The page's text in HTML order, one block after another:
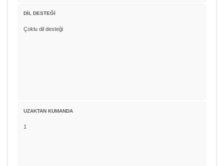
DİL DESTEĞİ
Çoklu dil desteği
UZAKTAN KUMANDA
1